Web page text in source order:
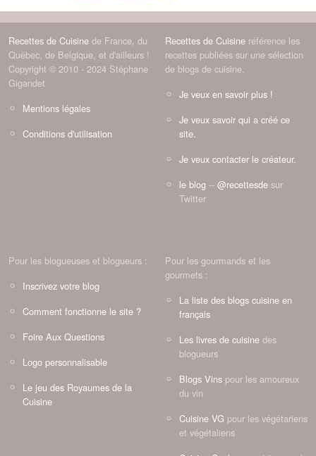
Recettes de Cuisine de France, du
Québec, de Belgique, et d'ailleurs !
Copyright © 2010 - 2024 Stéphane
Gigandet
Mentions légales
Conditions d'utilisation
Recettes de Cuisine référence les
recettes publiées sur une sélection
de blogs de cuisine.
Je veux en savoir plus !
Je veux savoir qui a créé ce
site.
Je veux contacter le créateur.
le blog -- @recettesde sur
Twitter
Pour les blogueuses et blogueurs :
Inscrivez votre blog
Comment fonctionne le site ?
Foire Aux Questions
Logo personnalisable
Le jeu des Royaumes de la
Cuisine
Pour les gourmands et les
gourmets :
La liste des blogs cuisine en
français
Les livres de cuisine des
blogueurs
Blogs Vins pour les amoureux
du vin
Cuisine VG pour les végétariens
et végétaliens